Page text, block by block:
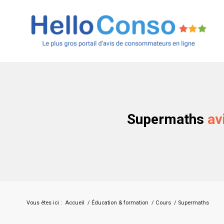
Supermaths
Vous êtes ici : Accueil / Éducation & formation / Cours / Supermaths